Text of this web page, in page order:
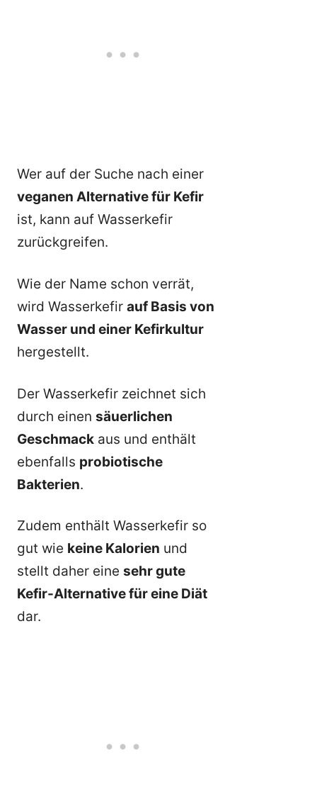
Wer auf der Suche nach einer
veganen Alternative für Kefir
ist, kann auf Wasserkefir
zurückgreifen.
Wie der Name schon verrät,
wird Wasserkefir auf Basis von
Wasser und einer Kefirkultur
hergestellt.
Der Wasserkefir zeichnet sich
durch einen säuerlichen
Geschmack aus und enthält
ebenfalls probiotische
Bakterien.
Zudem enthält Wasserkefir so
gut wie keine Kalorien und
stellt daher eine sehr gute
Kefir-Alternative für eine Diät
dar.